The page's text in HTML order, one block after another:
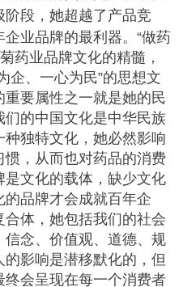
阶段，她超越了产品竞
企业品牌的最利器。“做药
药业品牌文化的精髓，
企、一心为民”的思想文
要属性之一就是她的民
们的中国文化是中华民族
独特文化，她必然影响
，从而也对药品的消费
是文化的载体，缺少文化
品牌才会成就百年企
体，她包括我们的社会
念、价值观、道德、规
影响是潜移默化的，但
会呈现在每一个消费者